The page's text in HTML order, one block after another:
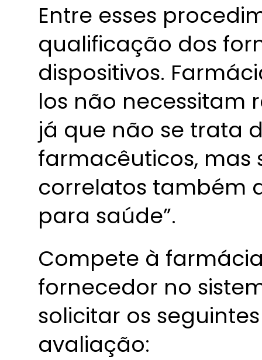
Entre esses
qualificação dos
dispositivos.
los não necessitam
já que não se trata
farmacêuticos, mas
correlatos também
para saúde”.
Compete à
fornecedor no
solicitar os
avaliação: